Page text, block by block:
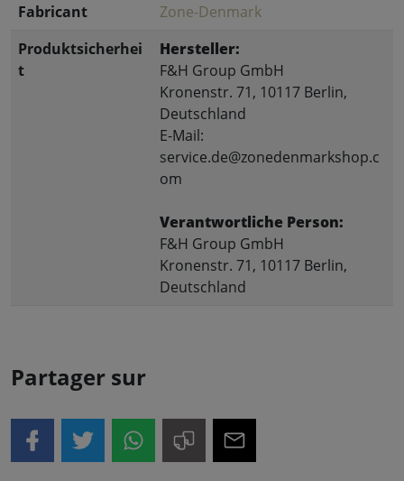
Fabricant
Zone-Denmark
Produktsicherhei
t
Hersteller:
F&H Group GmbH
Kronenstr. 71, 10117 Berlin,
Deutschland
E-Mail:
service.de@zonedenmarkshop.c
om
Verantwortliche Person:
F&H Group GmbH
Kronenstr. 71, 10117 Berlin,
Deutschland
Partager sur